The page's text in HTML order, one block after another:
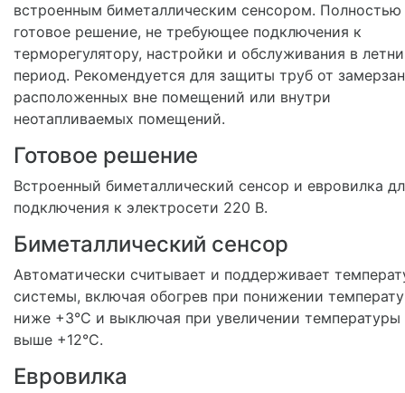
встроенным биметаллическим сенсором. Полностью
готовое решение, не требующее подключения к
терморегулятору, настройки и обслуживания в
период. Рекомендуется для защиты труб от
расположенных вне помещений или внутри
неотапливаемых помещений.
Готовое решение
Встроенный биметаллический сенсор и евровилка
подключения к электросети 220 В.
Биметаллический сенсор
Автоматически считывает и поддерживает
системы, включая обогрев при понижении
ниже +3°C и выключая при увеличении температуры
выше +12°C.
Евровилка